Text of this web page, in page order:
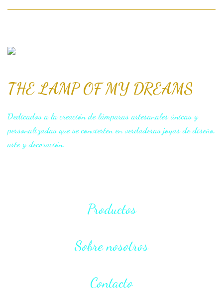
THE LAMP OF MY DREAMS
Dedicados a la creación de lámparas artesanales únicas y
personalizadas que se convierten en verdaderas joyas de diseño,
arte y decoración.
Productos
Sobre nosotros
Contacto